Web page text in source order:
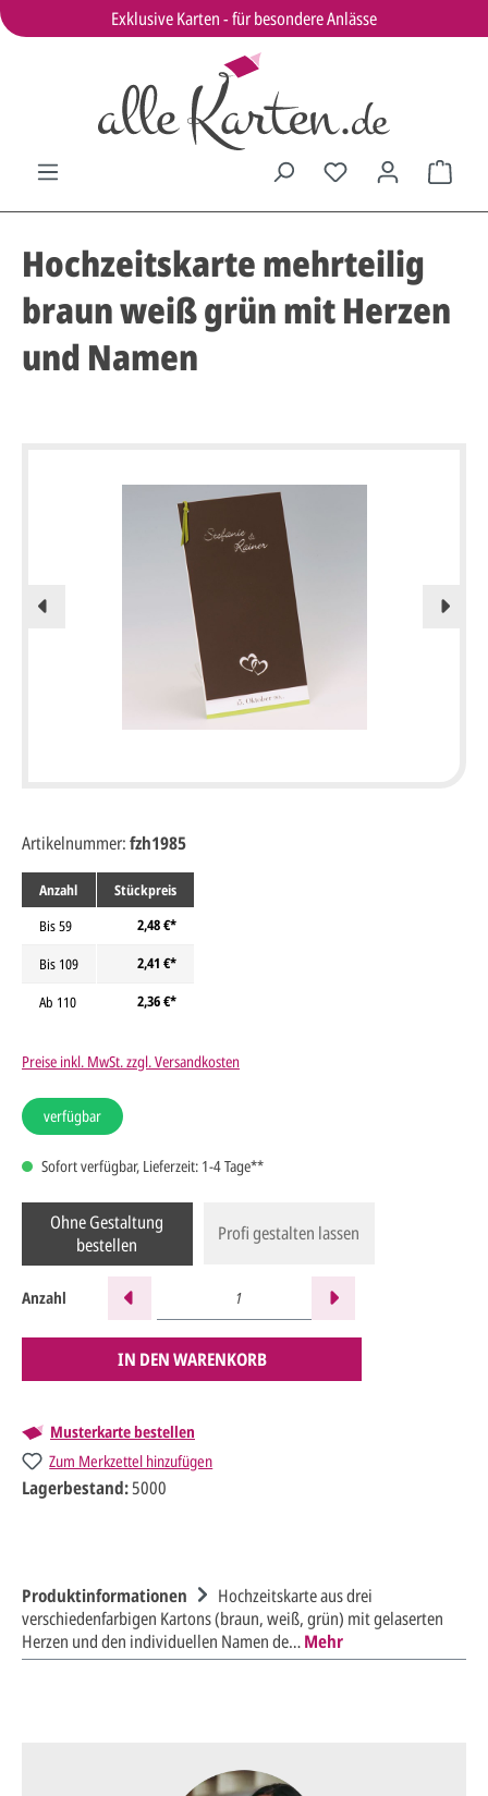
Exklusive Karten - für besondere Anlässe
Hochzeitskarte mehrteilig
braun weiß grün mit Herzen
und Namen
Anzahl
Stückpreis
Bis59
2,48 €*
Bis 109
2,41 €*
Ab 110 2,36 €*
Preise inkl. MwSt. zzgl. Versandkosten
verfügbar
Sofort verfügbar, Lieferzeit: 1-4 Tage**
Ohne Gestaltung
bestellen
Profi gestalten lassen
Anzahl
IN DEN WARENKORB
Musterkarte bestellen
Zum Merkzettel hinzufügen
Artikelnummer:fzh1985
Lagerbestand:5000
Produktinformationen
Hochzeitskarte aus drei
verschiedenfarbigen Kartons (braun, weiß, grün) mit gelaserten
Herzen und den individuellen Namen de…Mehr